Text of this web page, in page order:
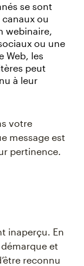
se sont
ou
webinaire,
ou une
Web, les
peut
à leur
votre
message est
pertinence.
inaperçu. En
démarque et
reconnu